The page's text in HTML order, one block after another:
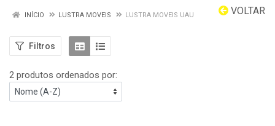
VOLTAR
INÍCIO LUSTRA MOVEIS LUSTRA MOVEIS UAU
Filtros
2 produtos ordenados por: